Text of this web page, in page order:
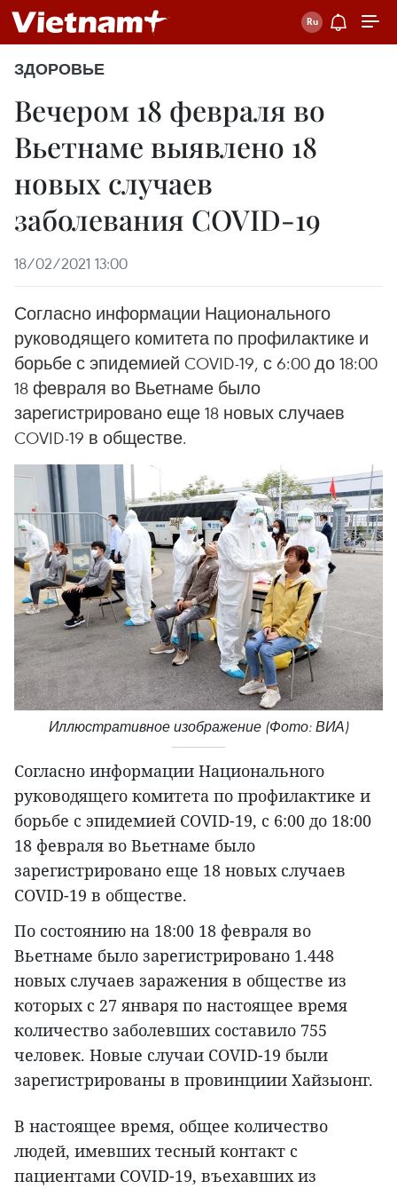
ЗДОРОВЬЕ
Вечером 18 февраля во
Вьетнаме выявлено 18
новых случаев
заболевания COVID-19
18/02/2021 13:00
Согласно информации Национального
руководящего комитета по профилактике и
борьбе с эпидемией COVID-19, с 6:00 до 18:00
18 февраля во Вьетнаме было
зарегистрировано еще 18 новых случаев
COVID-19 в обществе.
Иллюстративное изображение (Фото: ВИА)
Согласно информации Национального
руководящего комитета по профилактике и
борьбе с эпидемией COVID-19, с 6:00 до 18:00
18 февраля во Вьетнаме было
зарегистрировано еще 18 новых случаев
COVID-19 в обществе.
По состоянию на 18:00 18 февраля во
Вьетнаме было зарегистрировано 1.448
новых случаев заражения в обществе из
которых с 27 января по настоящее время
количество заболевших составило 755
человек. Новые случаи COVID-19 были
зарегистрированы в провинциии Хайзыонг.
В настоящее время, общее количество
людей, имевших тесный контакт с
пациентами COVID-19, въехавших из